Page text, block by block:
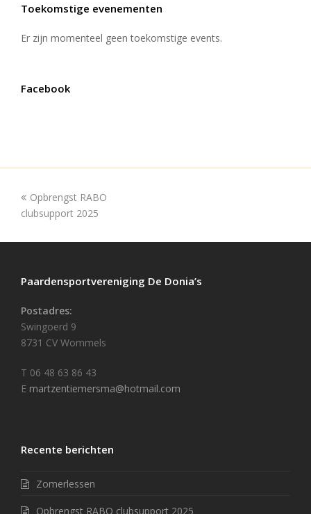
Toekomstige evenementen
Er zijn momenteel geen toekomstige events.
Facebook
Opbrengst RABO
clubsupport 2025
Paardensportvereniging De Donia’s
Postadres:
Swingoerd 9
8731 CV Wommels
T 06 48 63 86 43
E martzentiemersma@hotmail.com
Recente berichten
Zomerlessen
Opbrengst RABO clubsupport 2025